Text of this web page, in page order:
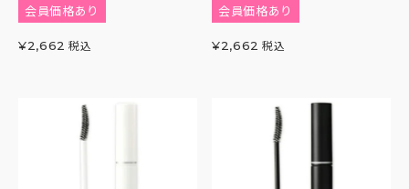
会員価格あり
¥2,662 税込
会員価格あり
¥2,662 税込